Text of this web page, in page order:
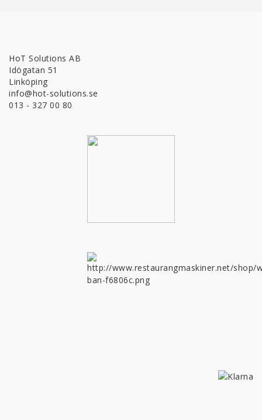
HoT Solutions AB
Idögatan 51
Linköping
info@hot-solutions.se
013 - 327 00 80